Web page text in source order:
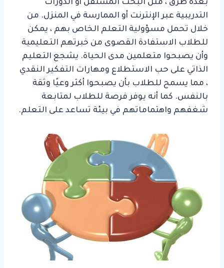
بعدة طرق ، مثل البحث المستقل أو الدورات
التدريبية عبر الإنترنت أو الممارسة في المنزل. من
خلال تحمل مسؤولية التعلم الخاص بهم ، يمكن
للطلاب الاستفادة القصوى من خبرتهم التعليمية
وأن يصبحوا متعلمين مدى الحياة. يشجع التعليم
الذاتي على حب الاستطلاع ومهارات التفكير النقدي
، مما يسمح للطلاب بأن يصبحوا أكثر وعيًا وثقة
بالنفس. كما أنه يوفر فرصة للطلاب لمتابعة
شغفهم واهتماماتهم في بيئة تساعد على التعلم.